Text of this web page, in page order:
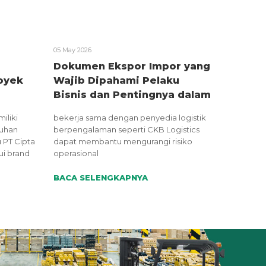
Cipta
brand
05 May 2026
Dokumen Ekspor Impor yang
Wajib Dipahami Pelaku
Bisnis dan Pentingnya dalam
bekerja sama dengan penyedia logistik
berpengalaman seperti CKB Logistics
dapat membantu mengurangi risiko
operasional
BACA SELENGKAPNYA